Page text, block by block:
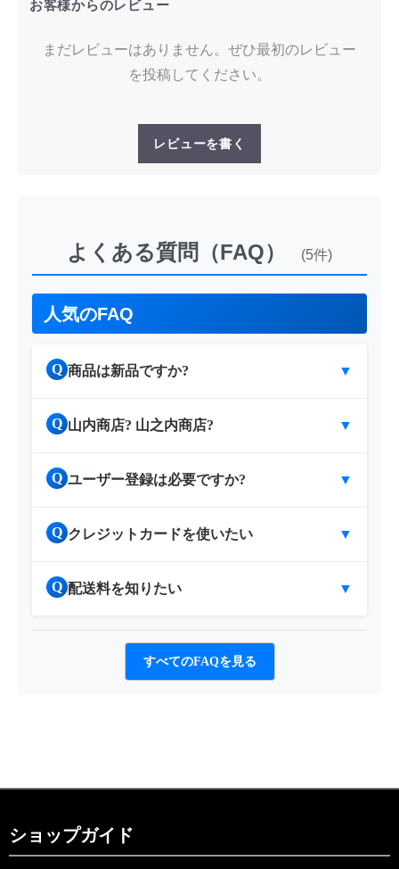
お客様からのレビュー
まだレビューはありません。ぜひ最初のレビュー
を投稿してください。
レビューを書く
よくある質問（FAQ） (5件)
人気のFAQ
Q 商品は新品ですか? ▼
Q 山内商店? 山之内商店? ▼
Q ユーザー登録は必要ですか? ▼
Q クレジットカードを使いたい ▼
Q 配送料を知りたい ▼
すべてのFAQを見る
ショップガイド